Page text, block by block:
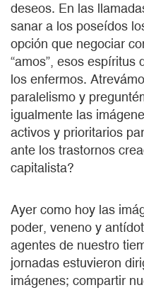
deseos. En las
sanar a los poseídos
opción que negociar
“amos”, esos espíritus
los enfermos.
paralelismo y
igualmente las
activos y prioritarios
ante los trastornos
capitalista?
Ayer como hoy las
poder, veneno y
agentes de nuestro
jornadas estuvieron
imágenes; compartir